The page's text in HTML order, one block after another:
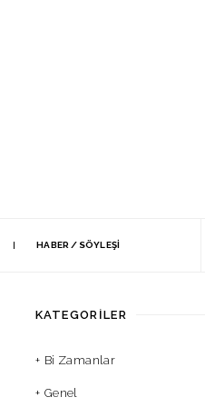
HABER / SÖYLEŞI
KATEGORILER
Bi Zamanlar
Genel